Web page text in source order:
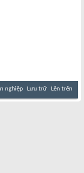
nghiệp Lưu trữ Lên trên